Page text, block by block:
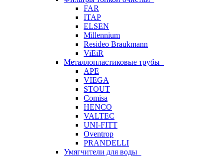
FAR
ITAP
ELSEN
Millennium
Resideo Braukmann
ViEiR
Металлопластиковые трубы
APE
VIEGA
STOUT
Comisa
HENCO
VALTEC
UNI-FITT
Oventrop
PRANDELLI
Умягчители для воды